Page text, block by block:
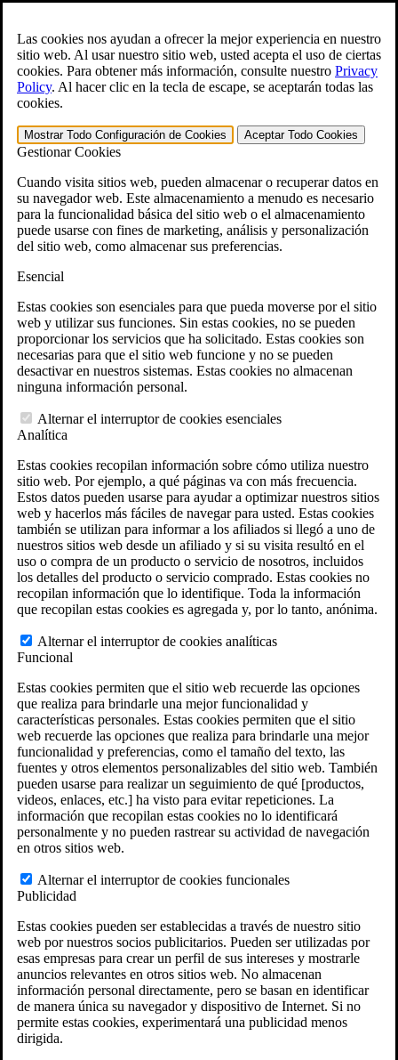
Las cookies nos ayudan a ofrecer la mejor experiencia en nuestro
sitio web. Al usar nuestro sitio web, usted acepta el uso de ciertas
cookies. Para obtener más información, consulte nuestro Privacy
Policy. Al hacer clic en la tecla de escape, se aceptarán todas las
cookies.
Mostrar Todo Configuración de Cookies Aceptar Todo Cookies
Gestionar Cookies
Cuando visita sitios web, pueden almacenar o recuperar datos en
su navegador web. Este almacenamiento a menudo es necesario
para la funcionalidad básica del sitio web o el almacenamiento
puede usarse con fines de marketing, análisis y personalización
del sitio web, como almacenar sus preferencias.
Esencial
Estas cookies son esenciales para que pueda moverse por el sitio
web y utilizar sus funciones. Sin estas cookies, no se pueden
proporcionar los servicios que ha solicitado. Estas cookies son
necesarias para que el sitio web funcione y no se pueden
desactivar en nuestros sistemas. Estas cookies no almacenan
ninguna información personal.
Alternar el interruptor de cookies esenciales
Analítica
Estas cookies recopilan información sobre cómo utiliza nuestro
sitio web. Por ejemplo, a qué páginas va con más frecuencia.
Estos datos pueden usarse para ayudar a optimizar nuestros sitios
web y hacerlos más fáciles de navegar para usted. Estas cookies
también se utilizan para informar a los afiliados si llegó a uno de
nuestros sitios web desde un afiliado y si su visita resultó en el
uso o compra de un producto o servicio de nosotros, incluidos
los detalles del producto o servicio comprado. Estas cookies no
recopilan información que lo identifique. Toda la información
que recopilan estas cookies es agregada y, por lo tanto, anónima.
Alternar el interruptor de cookies analíticas
Funcional
Estas cookies permiten que el sitio web recuerde las opciones
que realiza para brindarle una mejor funcionalidad y
características personales. Estas cookies permiten que el sitio
web recuerde las opciones que realiza para brindarle una mejor
funcionalidad y preferencias, como el tamaño del texto, las
fuentes y otros elementos personalizables del sitio web. También
pueden usarse para realizar un seguimiento de qué [productos,
videos, enlaces, etc.] ha visto para evitar repeticiones. La
información que recopilan estas cookies no lo identificará
personalmente y no pueden rastrear su actividad de navegación
en otros sitios web.
Alternar el interruptor de cookies funcionales
Publicidad
Estas cookies pueden ser establecidas a través de nuestro sitio
web por nuestros socios publicitarios. Pueden ser utilizadas por
esas empresas para crear un perfil de sus intereses y mostrarle
anuncios relevantes en otros sitios web. No almacenan
información personal directamente, pero se basan en identificar
de manera única su navegador y dispositivo de Internet. Si no
permite estas cookies, experimentará una publicidad menos
dirigida.
Abra el Búsqueda formulario.
Para ayuda inmediata: 800-544-9144
Generador gratuito de reclamaciones CCK VA
»
Open Search Bar Search
Menu
401-331-6300
Áreas de Práctica
discapacidad conforme a lo dispuesto por el VA?
Testimonios
Recursos jurídicos para veteranos
Preguntas frecuentes
Herramientas del Derecho de veteranos
Calculadora de discapacidad del VA
Herramienta interactiva de reclamaciones y
Localizaciones del Agente Naranja
Generador de reclamaciones VA
Evaluación Gratuita del Caso
Ley ERISA
ERISA & Incapacidad a largo plazo
Recursos sobre ERISA
Preguntas frecuentes sobre la ley ERISA
Calculadora de pago de prestaciones LTD
Todas las leyes y litigios ERISA
Gestión de legados
Localizaciones de abogados en VA
Georgia
California
Rhode Island
Ver todas las sedes de VA Law
Ubicaciones de los abogados ERISA
Massachusetts
Rhode Island
Connecticut
New York
Ver todas las ubicaciones de la Ley ERISA
En 50 estados de todo el país